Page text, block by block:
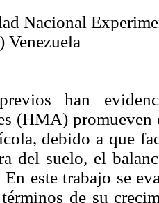
Nacional
Venezuela
han
(HMA)
debido a que
del suelo, el
En este trabajo se
de su